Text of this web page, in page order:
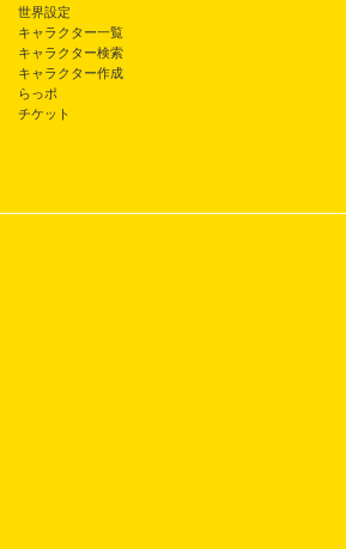
世界設定
キャラクター一覧
キャラクター検索
キャラクター作成
らっポ
チケット